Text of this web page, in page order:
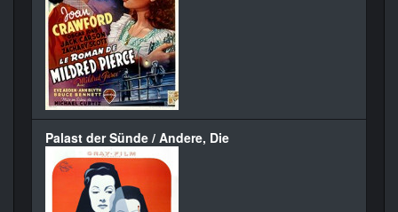
Palast der Sünde / Andere, Die